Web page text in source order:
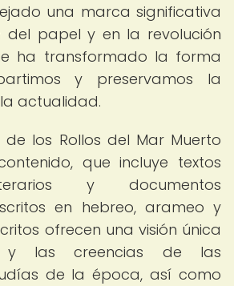
una marca significativa
del papel y en la revolución
ha transformado la forma
y preservamos la
actualidad.
los Rollos del Mar Muerto
que incluye textos
y documentos
en hebreo, arameo y
ofrecen una visión única
las creencias de las
de la época, así como